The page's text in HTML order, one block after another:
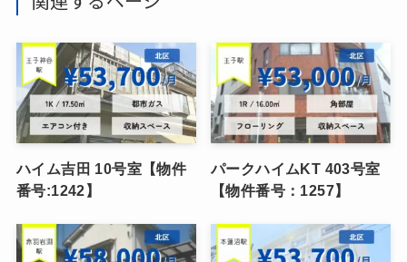
ハイム吉田 10号室【物件
番号:1242】
パークハイムKT 403号室
【物件番号：1257】